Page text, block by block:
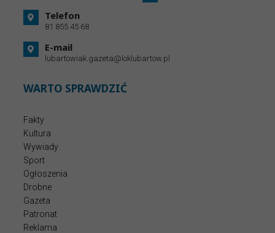
Telefon
81 855 45 68
E-mail
lubartowiak.gazeta@loklubartow.pl
WARTO SPRAWDZIĆ
Fakty
Kultura
Wywiady
Sport
Ogłoszenia
Drobne
Gazeta
Patronat
Reklama